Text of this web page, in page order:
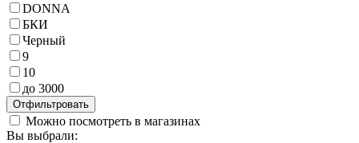
DONNA
БКИ
Черный
9
10
до 3000
Можно посмотреть в магазинах
Вы выбрали: